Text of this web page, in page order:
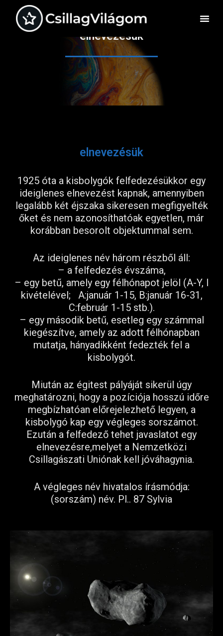
elnevezésük
elnevezésük
1925 óta a kisbolygók felfedezésükkor egy
ideiglenes elnevezést kapnak, amennyiben
legalább két éjszaka sikeresen megfigyelték
őket és nem azonosíthatóak egyetlen, már
korábban besorolt objektummal sem.
Az ideiglenes név három részből áll:
– a felfedezés évszáma,
– egy betű, amely egy félhónapot jelöl (A-Y, I
kivételével; A:január 1-15, B:január 16-31,
C:február 1-15 stb.).
– egy második betű, esetleg egy számmal
kiegészítve, amely az adott félhónapban
mutatja, hányadikként fedezték fel a
kisbolygót.
Miután az égitest pályáját sikerül úgy
meghatározni, hogy a pozíciója hosszú időre
megbízhatóan előrejelezhető legyen, a
kisbolygó kap egy végleges sorszámot.
Ezután a felfedező tehet javaslatot egy
elnevezésre,melyet a Nemzetközi
Csillagászati Uniónak kell jóváhagynia.
A végleges név hivatalos írásmódja:
(sorszám) név. Pl.. 87 Sylvia